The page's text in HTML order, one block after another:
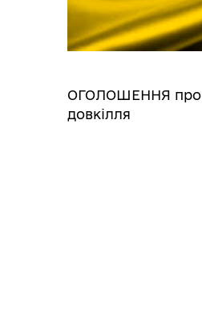
ОГОЛОШЕННЯ про
довкілля